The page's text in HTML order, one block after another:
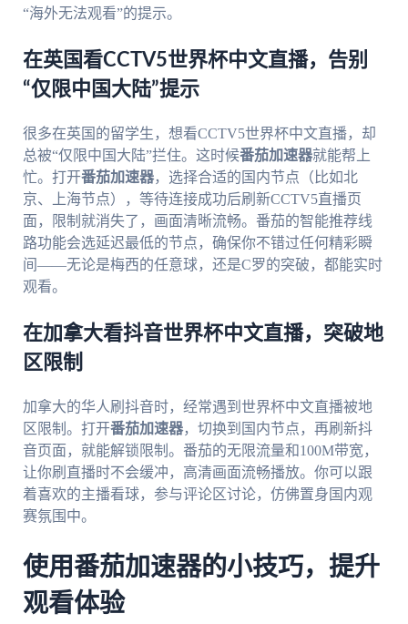
“海外无法观看”的提示。
在英国看CCTV5世界杯中文直播，告别
“仅限中国大陆”提示
很多在英国的留学生，想看CCTV5世界杯中文直播，却
总被“仅限中国大陆”拦住。这时候番茄加速器就能帮上
忙。打开番茄加速器，选择合适的国内节点（比如北
京、上海节点），等待连接成功后刷新CCTV5直播页
面，限制就消失了，画面清晰流畅。番茄的智能推荐线
路功能会选延迟最低的节点，确保你不错过任何精彩瞬
间——无论是梅西的任意球，还是C罗的突破，都能实时
观看。
在加拿大看抖音世界杯中文直播，突破地
区限制
加拿大的华人刷抖音时，经常遇到世界杯中文直播被地
区限制。打开番茄加速器，切换到国内节点，再刷新抖
音页面，就能解锁限制。番茄的无限流量和100M带宽，
让你刷直播时不会缓冲，高清画面流畅播放。你可以跟
着喜欢的主播看球，参与评论区讨论，仿佛置身国内观
赛氛围中。
使用番茄加速器的小技巧，提升
观看体验